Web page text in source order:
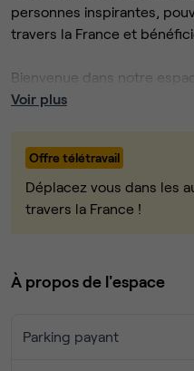
personnes inspirantes,
travers la France et
Bienvenue dans notre
ou encore des
quotidiennement au sein
Office Manager présente
lounge avec un excellent
Un bureau flexible, une
Voir plus
Offre télétravail
Déplacez vous dans les
travers la France !
À propos de l'espace
Parking payant